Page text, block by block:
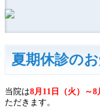
す
夏期休診の
当院は8月11日（火）～8
ただきます。